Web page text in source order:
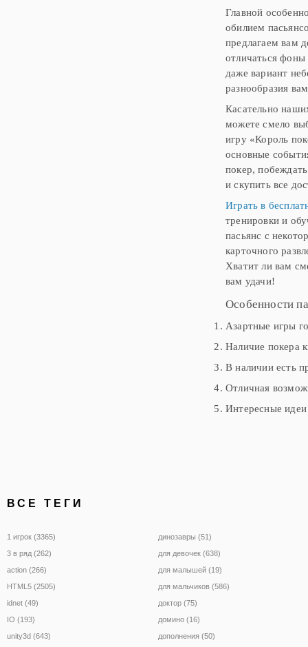
Главной
обилием
предлагаем вам
отличаться фоны
даже вариант
разнообразия
Касательно
можете смело
игру «Король
основные
покер,
и скупить все
Играть в
тренировки и
пасьянс с
карточного
Хватит ли вам
вам удачи!
Особенности
Азартные игры
Наличие покера
В наличии есть
Отличная
Интересные
ВСЕ ТЕГИ
1 игрок (3365)
3 в ряд (262)
action (266)
HTML5 (2505)
idnet (49)
IO (193)
unity3d (643)
динозавры (51)
для девочек (638)
для малышей (19)
для мальчиков (586)
доктор (75)
домино (16)
дополнения (50)